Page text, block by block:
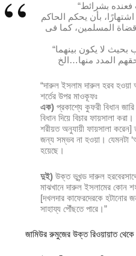
بأن يحكم الحاكم
المسلمين، كما فى
“والثاني : اتصال بدار الحرب بحيث لا يكون بينهما
المدد منها…الخ
“দারুল ইসলাম দারুল হরব হওয়া
শর্তের উপর মাওকূফঃ
এক)প্রকাশ্যে কুফরী বিধান
বিধান দিয়ে বিচার ফায়সালা
শরীয়ত অনুযায়ী ফায়সালা করেন]
জন্য সম্ভব না হওয়া। যেমনটা
হয়েছে।
দুই)উক্ত ভূখন্ড দারুল
মাঝখানে দারুল ইসলামের কোন
[দখলদার কাফেরদেরকে হটানোর
সাহায্য পৌঁছতে পারে।”
জামিউর রুমুজের উক্ত রিওয়ায়াত থেকে